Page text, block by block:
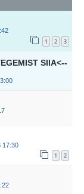
1 2 3
SIIA<--
17:30
1 2